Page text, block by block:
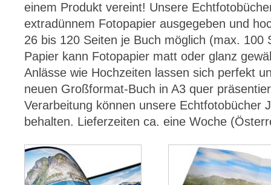
einem Produkt vereint! Unsere
extradünnem Fotopapier ausgegeben und
26 bis 120 Seiten je Buch möglich (max. 100
Papier kann Fotopapier matt oder glanz
Anlässe wie Hochzeiten lassen sich perfekt
neuen Großformat-Buch in A3 quer
Verarbeitung können unsere Echtfotobücher
behalten. Lieferzeiten ca. eine Woche